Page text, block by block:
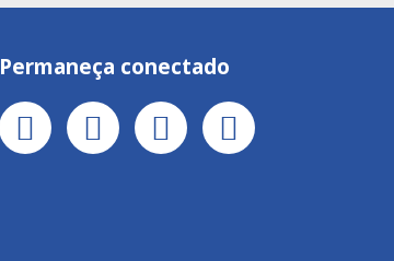
Permaneça conectado